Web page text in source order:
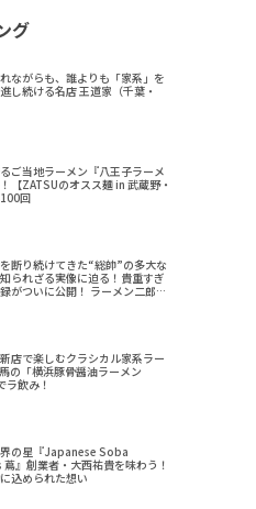
グ
ながらも、誰よりも「家系」を
し続ける名店 王道家（千葉・
ご当地ラーメン『八王子ラーメ
【ZATSUのオスス麺 in 武蔵野・
回
断り続けてきた“総帥”の多大な
られざる実像に迫る！貴重すぎ
がついに公開！ ラーメン二郎
店で楽しむクラシカル家系ラー
の「横浜豚骨醤油ラーメン
ラ飲み！
の星『Japanese Soba
』創業者・大西祐貴を味わう！
込められた想い